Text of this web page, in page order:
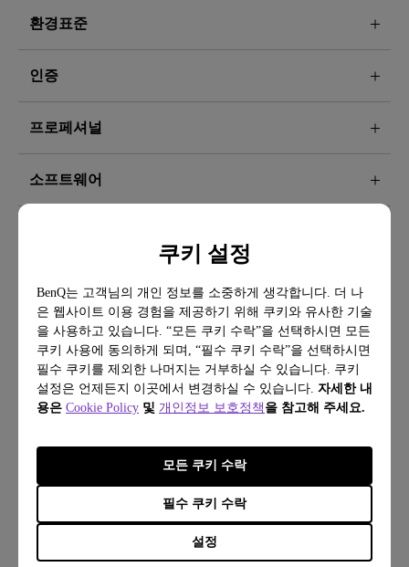
쿠키 설정
BenQ는 고객님의 개인 정보를 소중하게 생각합니다. 더 나
은 웹사이트 이용 경험을 제공하기 위해 쿠키와 유사한 기술
을 사용하고 있습니다. “모든 쿠키 수락”을 선택하시면 모든
쿠키 사용에 동의하게 되며, “필수 쿠키 수락”을 선택하시면
필수 쿠키를 제외한 나머지는 거부하실 수 있습니다. 쿠키
설정은 언제든지 이곳에서 변경하실 수 있습니다. 자세한 내
용은 Cookie Policy 및 개인정보 보호정책 을 참고해 주세요.
설정
필수 쿠키 수락
모든 쿠키 수락
환경표준
인증
프로페셔널
소프트웨어
FAQ
궁금한 게 있으신가요?